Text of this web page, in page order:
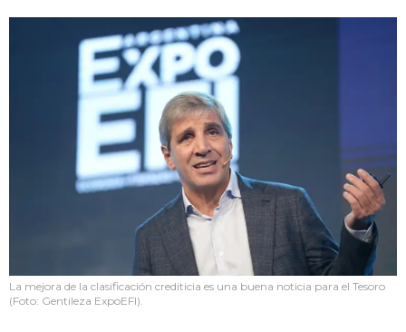
La mejora de la clasificación crediticia es una buena noticia para el Tesoro
(Foto: Gentileza ExpoEFI).